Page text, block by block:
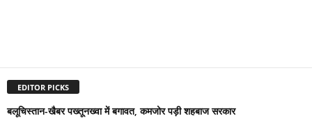
EDITOR PICKS
बलूचिस्तान-खैबर पख्तूनख्वा में बगावत, कमजोर पड़ी शहबाज सरकार